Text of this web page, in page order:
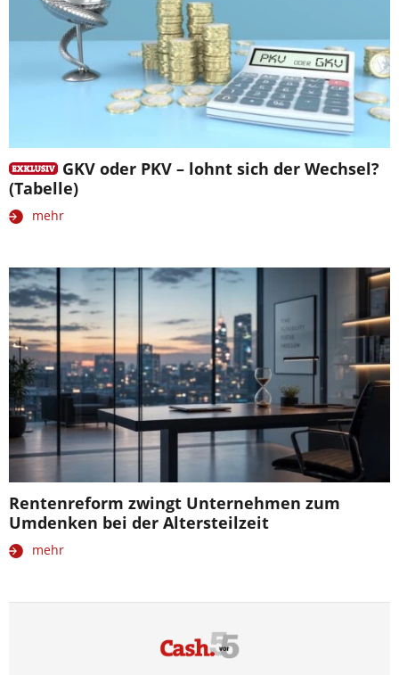
GKV oder PKV – lohnt sich der Wechsel?
(Tabelle)
mehr
Rentenreform zwingt Unternehmen zum
Umdenken bei der Altersteilzeit
mehr